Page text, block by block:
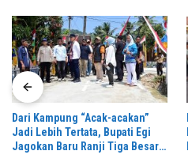
Dari Kampung “Acak-acakan”
Jadi Lebih Tertata, Bupati Egi
Jagokan Baru Ranji Tiga Besar